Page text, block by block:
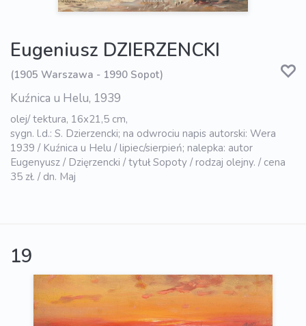
Eugeniusz DZIERZENCKI
(1905 Warszawa - 1990 Sopot)
Kuźnica u Helu, 1939
olej/ tektura, 16x21,5 cm,
sygn. l.d.: S. Dzierzencki; na odwrociu napis autorski: Wera
1939 / Kuźnica u Helu / lipiec/sierpień; nalepka: autor
Eugenyusz / Dzięrzencki / tytuł Sopoty / rodzaj olejny. / cena
35 zł. / dn. Maj
19